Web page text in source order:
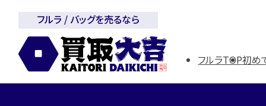
フルラ / バッグを売るなら
フルラTOP初め